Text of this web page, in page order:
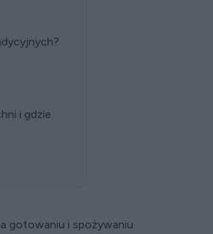
i gdzie
gotowaniu i spożywaniu